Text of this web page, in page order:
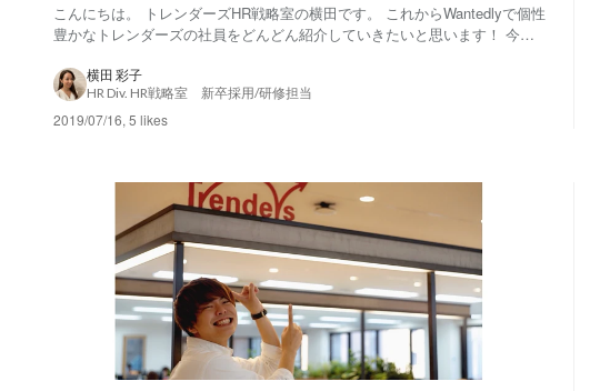
こんにちは。 トレンダーズHR戦略室の横田です。 これからWantedlyで個性
豊かなトレンダーズの社員をどんどん紹介していきたいと思います！ 今回
タビュー企画をお届けします。 大学院で蜘蛛の研究をしていたという、ト
レンダーズでは異色の経歴を...
横田 彩子
HR Div. HR戦略室 新卒採用/研修担当
2019/07/16, 5 likes